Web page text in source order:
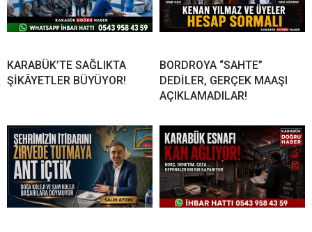
KARABÜK’TE SAĞLIKTA
ŞİKÂYETLER BÜYÜYOR!
BORDROYA “SAHTE”
DEDİLER, GERÇEK MAAŞI
AÇIKLAMADILAR!